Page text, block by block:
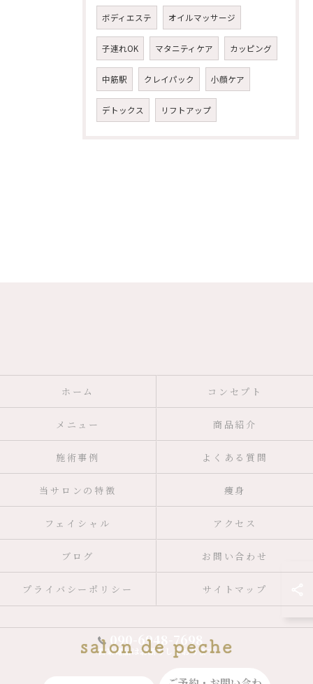
ボディエステ オイルマッサージ
子連れOK マタニティケア カッピング
中筋駅 クレイパック 小顔ケア
デトックス リフトアップ
090-6948-7698
営業電話はお断りしております
ホーム コンセプト
メニュー 商品紹介
施術事例 よくある質問
当サロンの特徴 痩身
フェイシャル アクセス
ブログ お問い合わせ
プライバシーポリシー サイトマップ